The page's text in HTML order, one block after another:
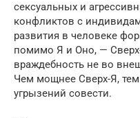
сексуальных и
конфликтов с
развития в человеке
помимо Я и Оно, —
враждебность не во
Чем мощнее Сверх-Я,
угрызений совести.